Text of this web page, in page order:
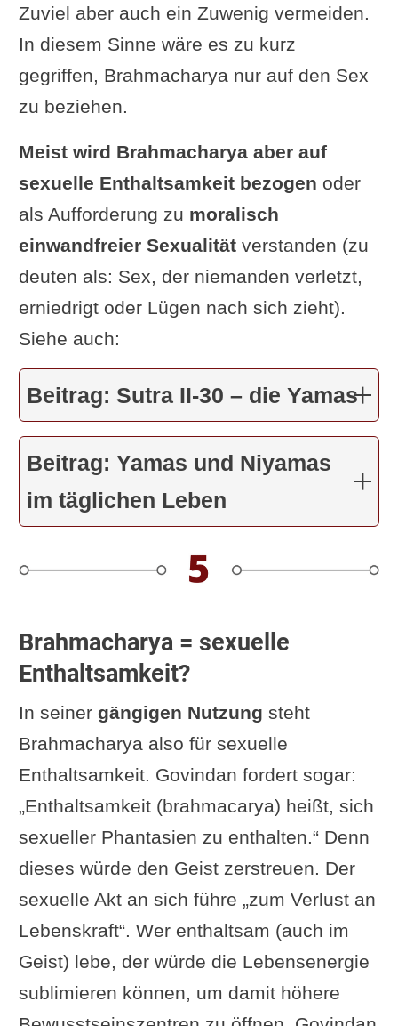
Kraft ohne Ende verbunden zu halten
(Brahmacharya), dann werden
Stärke und Vitalitätselbst gestärkt
(virya-labah).“
Zuviel aber auch ein Zuwenig vermeiden.
In diesem Sinne wäre es zu kurz
gegriffen, Brahmacharya nur auf den Sex
zu beziehen.
Meist wird Brahmacharya aber auf
sexuelle Enthaltsamkeit bezogen oder
als Aufforderung zu moralisch
einwandfreier Sexualitätverstanden (zu
deuten als: Sex, der niemanden verletzt,
erniedrigt oder Lügen nach sich zieht).
Siehe auch:
Beitrag: Sutra II-30 – die Yamas
Beitrag: Yamas und Niyamas
im täglichen Leben
Brahmacharya = sexuelle
Enthaltsamkeit?
In seinergängigen Nutzung steht
Brahmacharya also für sexuelle
Enthaltsamkeit. Govindan fordert sogar:
„Enthaltsamkeit (brahmacarya) heißt, sich
sexueller Phantasien zu enthalten.“ Denn
dieses würde den Geist zerstreuen. Der
sexuelle Akt an sich führe „zum Verlust an
Lebenskraft“. Wer enthaltsam (auch im
Geist) lebe, der würde die Lebensenergie
sublimieren können, um damit höhere